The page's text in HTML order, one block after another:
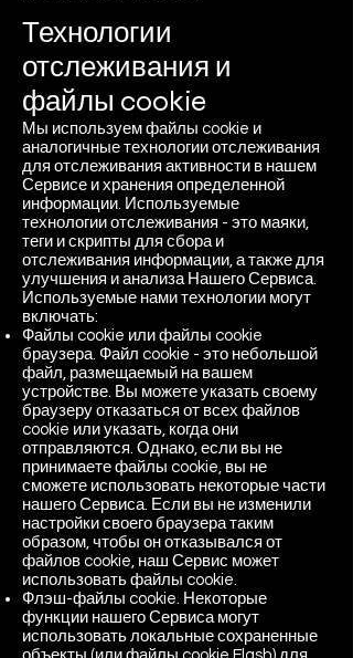
Технологии
отслеживания и
файлы cookie
Мы используем файлы cookie и
аналогичные технологии отслеживания
для отслеживания активности в нашем
Сервисе и хранения определенной
информации. Используемые
технологии отслеживания - это маяки,
теги и скрипты для сбора и
отслеживания информации, а также для
улучшения и анализа Нашего Сервиса.
Используемые нами технологии могут
включать:
Файлы cookie или файлы cookie
браузера. Файл cookie - это небольшой
файл, размещаемый на вашем
устройстве. Вы можете указать своему
браузеру отказаться от всех файлов
cookie или указать, когда они
отправляются. Однако, если вы не
принимаете файлы cookie, вы не
сможете использовать некоторые части
нашего Сервиса. Если вы не изменили
настройки своего браузера таким
образом, чтобы он отказывался от
файлов cookie, наш Сервис может
использовать файлы cookie.
Флэш-файлы cookie. Некоторые
функции нашего Сервиса могут
использовать локальные сохраненные